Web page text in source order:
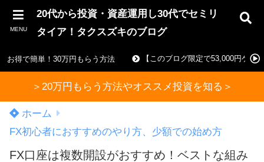
MENU
20代から投資・資産運用し30代でセミリ
タイア！タクスズキのブログ
お得で簡単！30万円もらう方法 【このブログ限定で53,000円ゲッ
＞20万円もらう方法やオススメ投資を知る＞
ホーム
FX初心者におすすめのやり方、少額での始め方
FX口座は複数開設がおすすめ！ベストな組み